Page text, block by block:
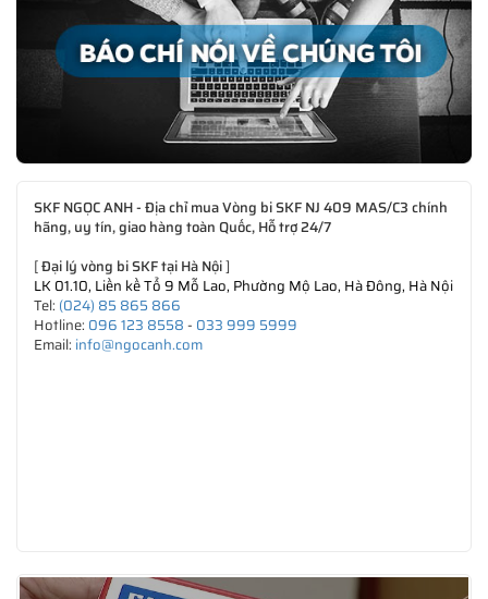
SKF NGỌC ANH - Địa chỉ mua Vòng bi SKF NJ 409 MAS/C3 chính
hãng, uy tín, giao hàng toàn Quốc, Hỗ trợ 24/7
[Đại lý vòng bi SKF tại Hà Nội]
LK 01.10, Liền kề Tổ 9 Mỗ Lao, Phường Mộ Lao, Hà Đông, Hà Nội
Tel: (024) 85 865 866
Hotline: 096 123 8558- 033 999 5999
Email: info@ngocanh.com